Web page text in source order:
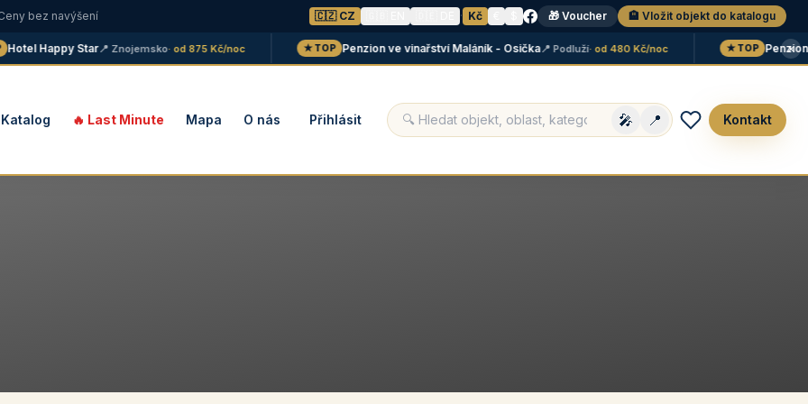
bez navýšení 🇨🇿 CZ · Kč 🎁 Voucher 🏨 Vložit objekt do katalogu
Hotel Happy Star📍 Znojemsko· od 875 Kč/noc ★ TOP Penzion ve vinařství Maláník - Osička📍 Podluží· od 480 Kč/noc ★ TOP Penzion
×
Katalog 🔥 Last Minute Mapa O nás Přihlásit 🎤 📍 Kontakt